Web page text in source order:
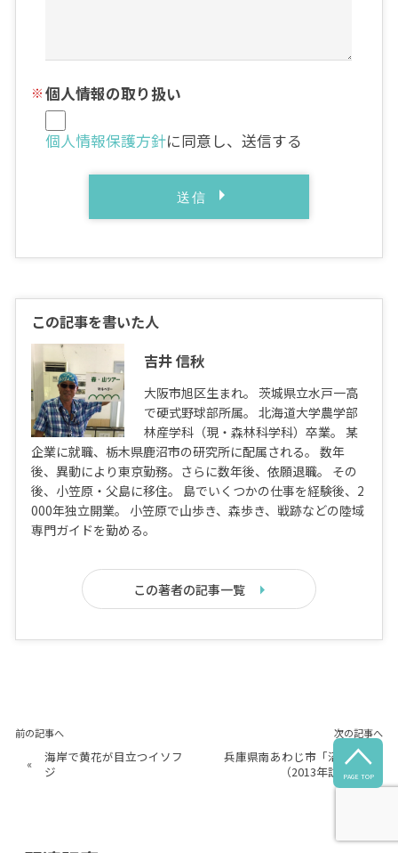
個人情報の取り扱い
個人情報保護方針に同意し、送信する
この記事を書いた人
吉井 信秋
大阪市旭区生まれ。 茨城県立水戸一高
で硬式野球部所属。 北海道大学農学部
林産学科（現・森林科学科）卒業。 某
企業に就職、栃木県鹿沼市の研究所に配属される。 数年
後、異動により東京勤務。さらに数年後、依願退職。 その
後、小笠原・父島に移住。 島でいくつかの仕事を経験後、2
000年独立開業。 小笠原で山歩き、森歩き、戦跡などの陸域
専門ガイドを勤める。
この著者の記事一覧
前の記事へ
«
海岸で黄花が目立つイソフ
ジ
次の記事へ
兵庫県南あわじ市「沼島」
（2013年訪問） »

PAGE TOP